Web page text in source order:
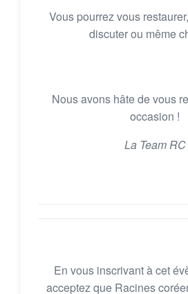
Vous pourrez vous
discuter ou même
Nous avons hâte de vous
occasion !
La Team RC
En vous inscrivant à cet
acceptez que Racines